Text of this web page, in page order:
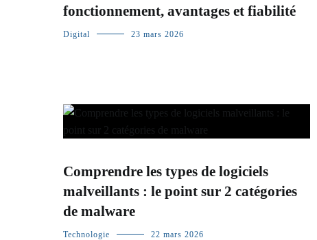
fonctionnement, avantages et fiabilité
Digital 23 mars 2026
Comprendre les types de logiciels
malveillants : le point sur 2 catégories
de malware
Technologie 22 mars 2026